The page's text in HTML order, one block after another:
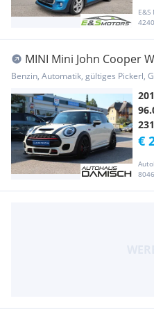
MINI Mini John Cooper
Benzin, Automatik, gültiges Pickerl,
231
€